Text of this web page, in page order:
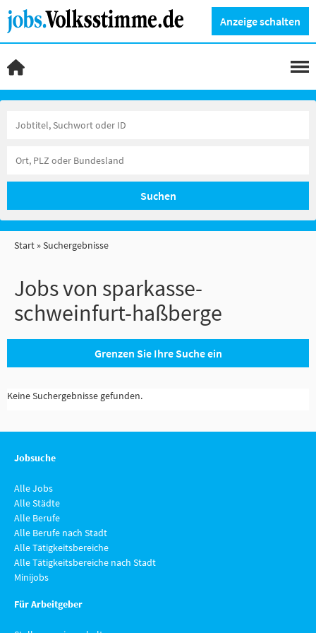
Anzeige schalten
Suchen
Start Suchergebnisse
Jobs von sparkasse-
schweinfurt-haßberge
Grenzen Sie Ihre Suche ein
Keine Suchergebnisse gefunden.
Jobsuche
Alle Jobs
Alle Städte
Alle Berufe
Alle Berufe nach Stadt
Alle Tätigkeitsbereiche
Alle Tätigkeitsbereiche nach Stadt
Minijobs
Für Arbeitgeber